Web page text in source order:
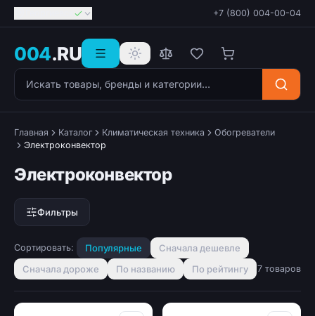
+7 (800) 004-00-04
004.RU
Поиск товаров
Главная Каталог Климатическая техника
Обогреватели
Электроконвектор
Электроконвектор
Фильтры
Сортировать: Популярные
Сначала дешевле
Сначала дороже
По названию По рейтингу 7 товаров